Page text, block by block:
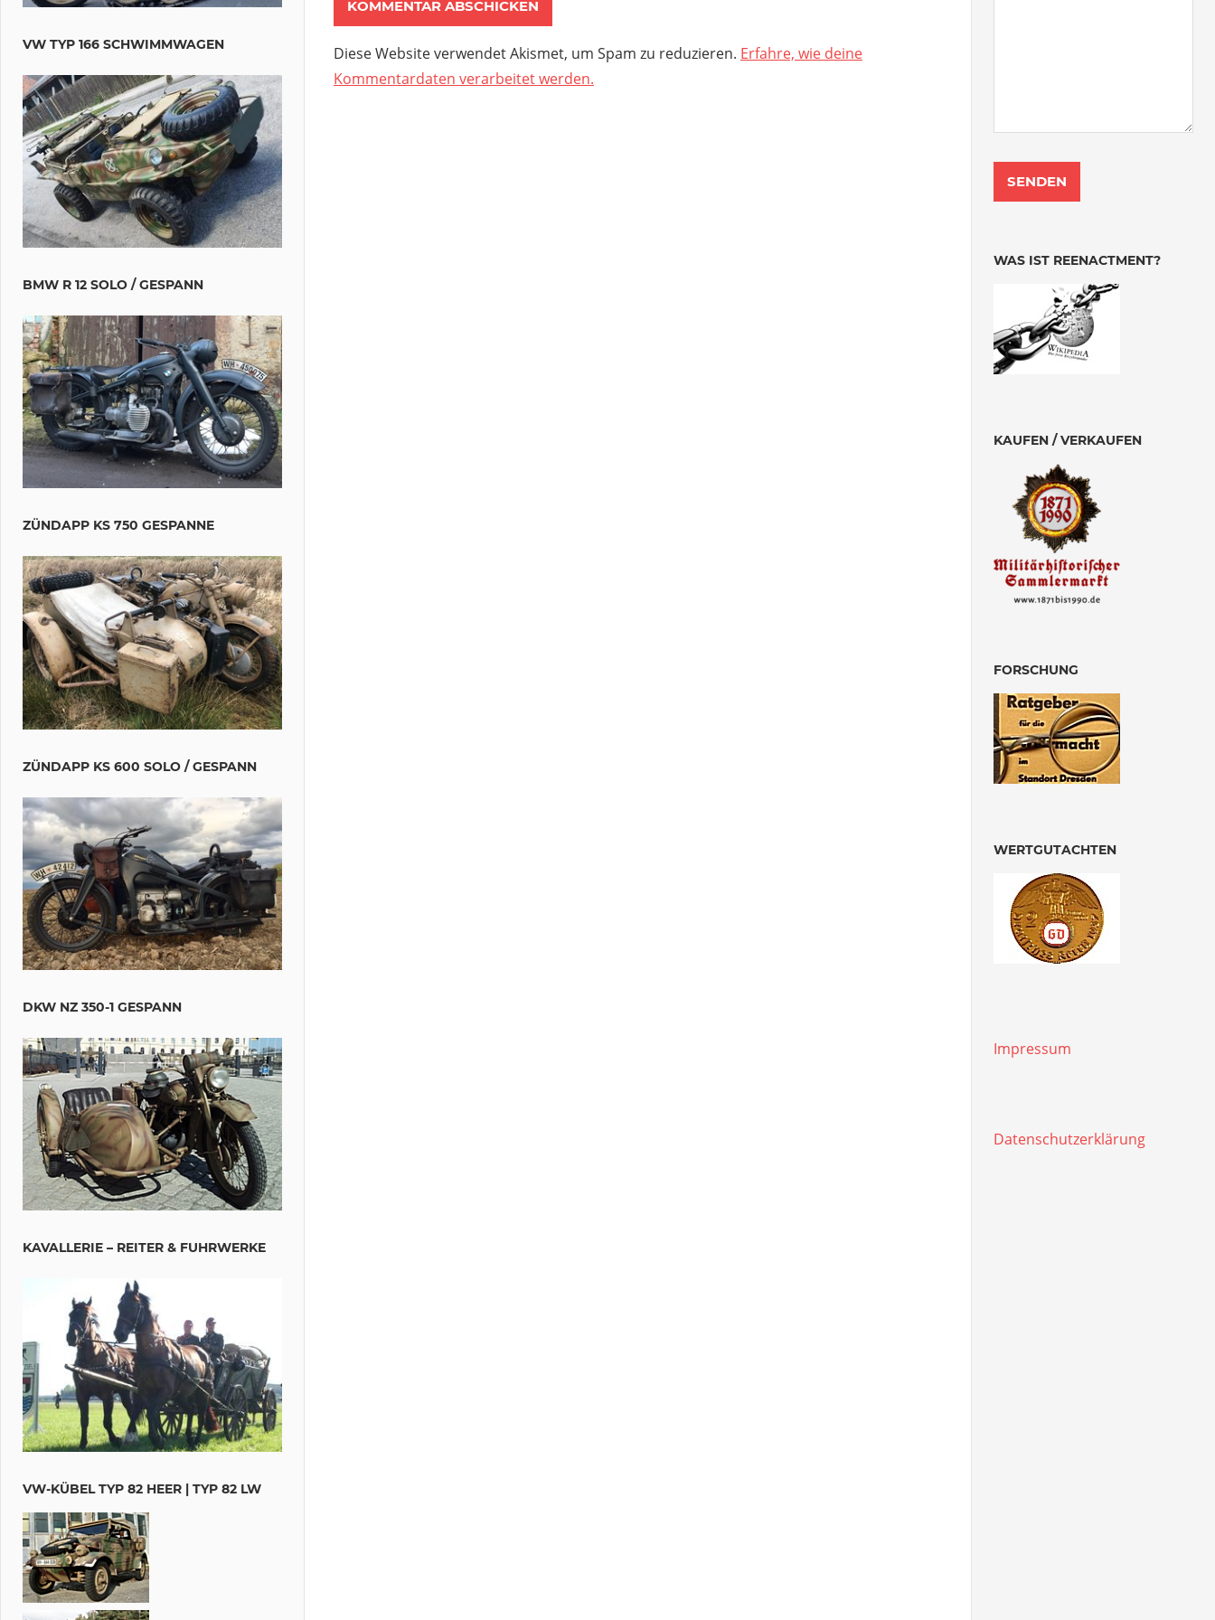
Diese Website verwendet Akismet, um Spam zu reduzieren. Erfahre, wie deine
Kommentardaten verarbeitet werden.
VW TYP 166 SCHWIMMWAGEN
BMW R 12 SOLO / GESPANN
ZÜNDAPP KS 750 GESPANNE
ZÜNDAPP KS 600 SOLO / GESPANN
DKW NZ 350-1 GESPANN
KAVALLERIE – REITER & FUHRWERKE
VW-KÜBEL TYP 82 HEER | TYP 82 LW
WAS IST REENACTMENT?
KAUFEN / VERKAUFEN
FORSCHUNG
WERTGUTACHTEN
Impressum
Datenschutzerklärung